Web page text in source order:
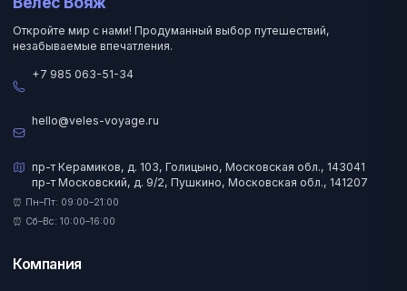
Откройте мир с нами! Продуманный выбор путешествий,
незабываемые впечатления.
+7 985 063-51-34
hello@veles-voyage.ru
пр-т Керамиков, д. 103, Голицыно, Московская обл., 143041
пр-т Московский, д. 9/2, Пушкино, Московская обл., 141207
⏰ Пн–Пт: 09:00–21:00
⏰ Сб–Вс: 10:00–16:00
Компания